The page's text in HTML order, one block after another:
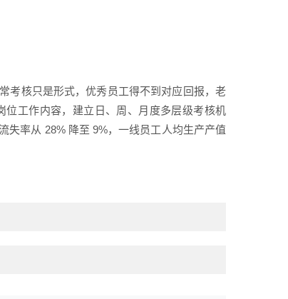
考核只是形式，优秀员工得不到对应回报，老
工作内容，建立日、周、月度多层级考核机
失率从 28% 降至 9%，一线员工人均生产产值